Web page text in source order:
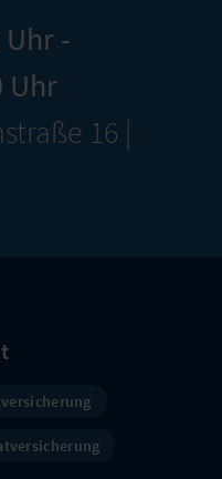
Uhr -
Uhr
16 |